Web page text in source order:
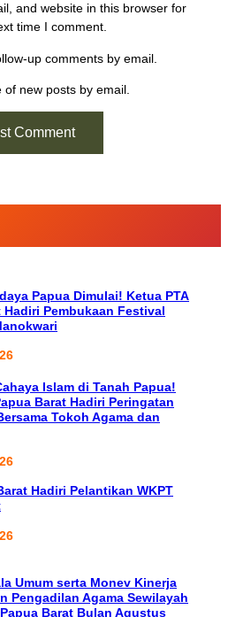
and website in this browser for
time I comment.
up comments by email.
of new posts by email.
Papua Dimulai! Ketua PTA
Hadiri Pembukaan Festival
Islam di Tanah Papua!
Barat Hadiri Peringatan
Tokoh Agama dan
Hadiri Pelantikan WKPT
Umum serta Monev Kinerja
Pengadilan Agama Sewilayah
Barat Bulan Agustus